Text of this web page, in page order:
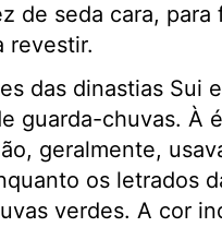
de seda cara,
revestir.
das dinastias Sui
guarda-chuvas. À
geralmente,
os letrados
verdes. A cor